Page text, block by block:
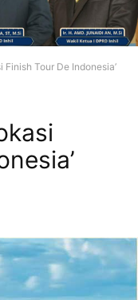
Tour De Indonesia’